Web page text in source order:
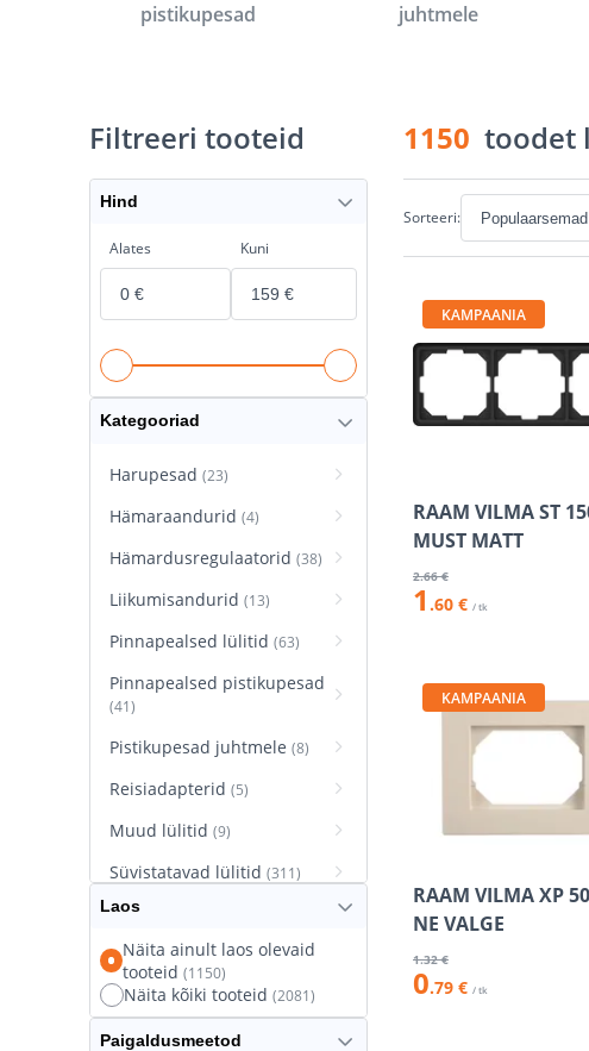
pistikupesad
juhtmele
1150 toodet
Sorteeri:
KAMPAANIA
RAAM VILMA ST
MUST MATT
2.66 €
1 .60 € / tk
KAMPAANIA
RAAM VILMA XP
NE VALGE
1.32 €
0.79 € / tk
Filtreeri tooteid
Hind
Alates Kuni
Kategooriad
Harupesad (23)
Hämaraandurid (4)
Hämardusregulaatorid (38)
Liikumisandurid (13)
Pinnapealsed lülitid (63)
Pinnapealsed pistikupesad
(41)
Pistikupesad juhtmele (8)
Reisiadapterid (5)
Muud lülitid (9)
Süvistatavad lülitid (311)
Süvistatavad pistikupesad
Termostaatlülitid
Laos
Näita ainult laos olevaid
tooteid (1150)
Näita kõiki tooteid (2081)
Paigaldusmeetod